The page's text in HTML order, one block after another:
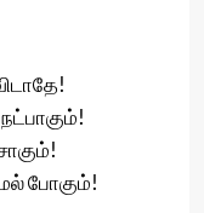
போகும்!